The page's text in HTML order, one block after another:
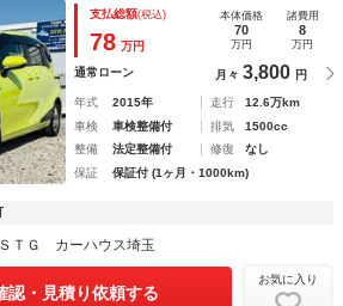
ペアキー 社外アルミホイール 禁煙
支払総額(税込)
78 万円
本体価格
70
万円
諸費用
8
万円
通常ローン 月々 3,800 円
年式 2015年 走行
12.6万km
車検
車検整備付 排気
1500cc
整備
法定整備付 修復
なし
保証
保証付 (1ヶ月・1000km)
ＳＴＧ カーハウス埼玉
認・見積り依頼する
お気に入り